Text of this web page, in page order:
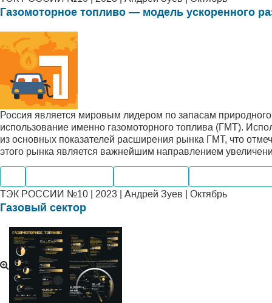
Газомоторное топливо — модель ускоренного
Россия является мировым лидером по запасам
использование именно газомоторного топлива (ГМТ).
из основных показателей расширения рынка ГМТ, что
этого рынка является важнейшим направлением
ТЭК РОССИИ №10 | 2023 | Андрей Зуев | Октябрь
Газовый сектор